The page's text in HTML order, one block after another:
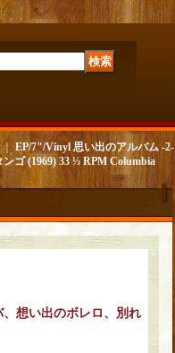
｜EP/7"/Vinyl 思い出のアルバム -2-
ンゴ (1969) 33 ⅓ RPM Columbia
想い出のボレロ、別れ